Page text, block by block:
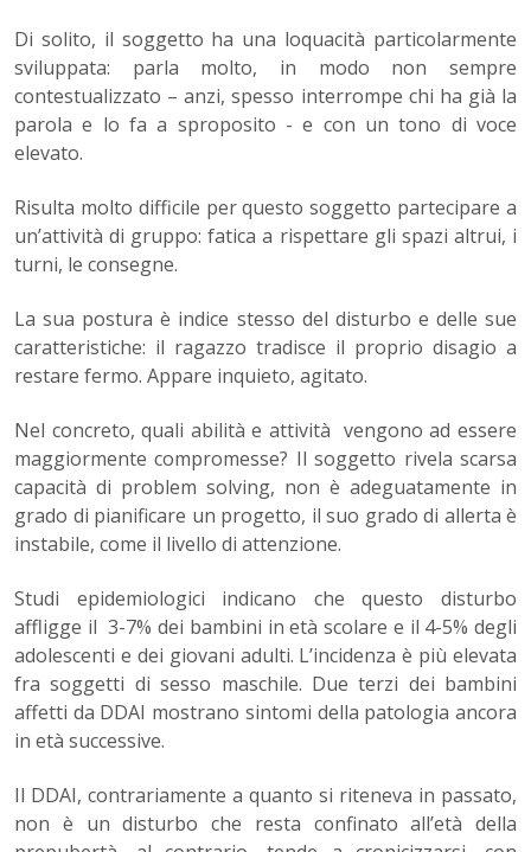
Di solito, il soggetto ha una loquacità particolarmente
sviluppata: parla molto, in modo non sempre
contestualizzato – anzi, spesso interrompe chi ha già la
parola e lo fa a sproposito - e con un tono di voce
elevato.
Risulta molto difficile per questo soggetto partecipare a
un’attività di gruppo: fatica a rispettare gli spazi altrui, i
turni, le consegne.
La sua postura è indice stesso del disturbo e delle sue
caratteristiche: il ragazzo tradisce il proprio disagio a
restare fermo. Appare inquieto, agitato.
Nel concreto, quali abilità e attività vengono ad essere
maggiormente compromesse? Il soggetto rivela scarsa
capacità di problem solving, non è adeguatamente in
grado di pianificare un progetto, il suo grado di allerta è
instabile, come il livello di attenzione.
Studi epidemiologici indicano che questo disturbo
affligge il 3-7% dei bambini in età scolare e il 4-5% degli
adolescenti e dei giovani adulti. L’incidenza è più elevata
fra soggetti di sesso maschile. Due terzi dei bambini
affetti da DDAI mostrano sintomi della patologia ancora
in età successive.
Il DDAI, contrariamente a quanto si riteneva in passato,
non è un disturbo che resta confinato all’età della